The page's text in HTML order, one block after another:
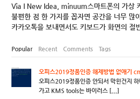
Via I New Idea, minuum스마트폰의 가상
불편한 점 한 가지를 꼽자면 공간을 너무 많
카카오톡을 보내면서도 키보드가 화면의 절
Popular Recent Comments Tags
오피스2019정품인증 해제방법 없애기
오피스2019정품인증 안되서 막힌건지
가고 KMS tools는 바이러스 [...]